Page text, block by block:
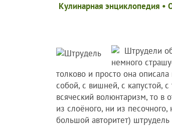
Кулинарная энциклопедия •
Штрудели
немного
толково и просто она
собой, с вишней, с капустой,
всяческий волюнтаризм, то в
из слоёного, ни из
большой авторитет) штрудель